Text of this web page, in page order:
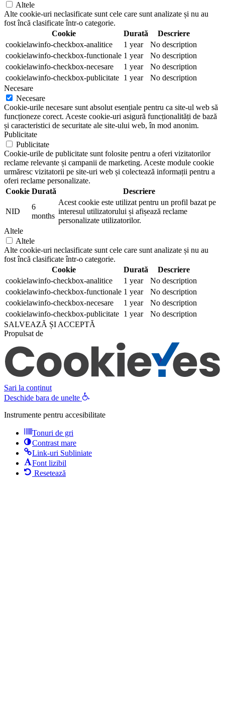
Altele
Alte cookie-uri neclasificate sunt cele care sunt analizate și nu au
fost încă clasificate într-o categorie.
Cookie
Durată
Descriere
cookielawinfo-checkbox-analitice
1 year
No description
cookielawinfo-checkbox-functionale 1 year
No description
cookielawinfo-checkbox-necesare
1 year
No description
cookielawinfo-checkbox-publicitate 1 year
No description
Necesare
Necesare
Cookie-urile necesare sunt absolut esențiale pentru ca site-ul web să
funcționeze corect. Aceste cookie-uri asigură funcționalități de bază
și caracteristici de securitate ale site-ului web, în mod anonim.
Publicitate
Publicitate
Cookie-urile de publicitate sunt folosite pentru a oferi vizitatorilor
reclame relevante și campanii de marketing. Aceste module cookie
urmăresc vizitatorii pe site-uri web și colectează informații pentru a
oferi reclame personalizate.
Cookie Durată Descriere
NID
6
months
Acest cookie este utilizat pentru un profil bazat pe
interesul utilizatorului și afișează reclame
personalizate utilizatorilor.
Altele
Altele
Alte cookie-uri neclasificate sunt cele care sunt analizate și nu au
fost încă clasificate într-o categorie.
Cookie
Durată
Descriere
cookielawinfo-checkbox-analitice
1 year
No description
cookielawinfo-checkbox-functionale 1 year
No description
cookielawinfo-checkbox-necesare
1 year
No description
cookielawinfo-checkbox-publicitate 1 year
No description
SALVEAZĂ ȘI ACCEPTĂ
Propulsat de
Sari la conținut
Deschide bara de unelte
Instrumente pentru accesibilitate
Tonuri de gri
Contrast mare
Link-uri Subliniate
Font lizibil
Resetează